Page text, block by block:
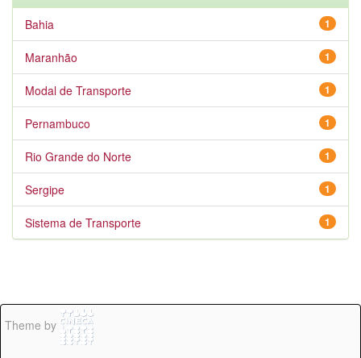
1
Bahia
1
Maranhão
1
Modal de Transporte
1
Pernambuco
1
Rio Grande do Norte
1
Sergipe
1
Sistema de Transporte
Theme by